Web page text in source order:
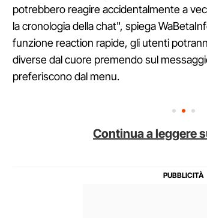
potrebbero reagire accidentalmente a
la cronologia della chat", spiega
funzione reaction rapide, gli utenti
diverse dal cuore premendo sul
preferiscono dal menu.
Continua a leggere